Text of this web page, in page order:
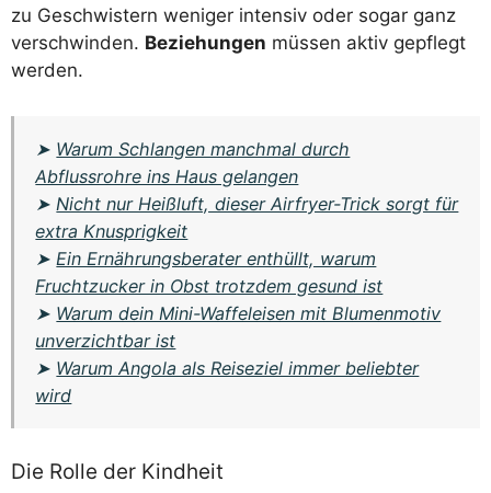
zu Geschwistern weniger intensiv oder sogar ganz
verschwinden. Beziehungen müssen aktiv gepflegt
werden.
➤ Warum Schlangen manchmal durch
Abflussrohre ins Haus gelangen
➤ Nicht nur Heißluft, dieser Airfryer-Trick sorgt für
extra Knusprigkeit
➤ Ein Ernährungsberater enthüllt, warum
Fruchtzucker in Obst trotzdem gesund ist
➤ Warum dein Mini-Waffeleisen mit Blumenmotiv
unverzichtbar ist
➤ Warum Angola als Reiseziel immer beliebter
wird
Die Rolle der Kindheit